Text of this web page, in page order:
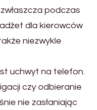
podczas
dla kierowców
niezwykle
uchwyt na telefon.
czy odbieranie
nie zasłaniając